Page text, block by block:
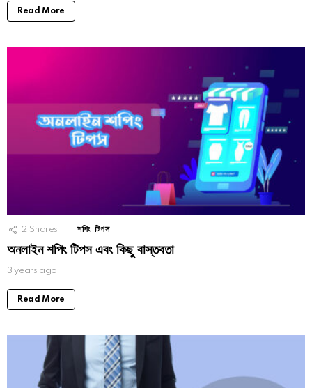
Read More
2 Shares শপিং টিপস
অনলাইন শপিং টিপস এবং কিছু বাস্তবতা
3 years ago
Read More